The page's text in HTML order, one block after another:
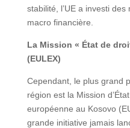
stabilité, l’UE a investi des
macro financière.
La Mission « État de
(EULEX)
Cependant, le plus grand
région est la Mission
européenne au Kosovo
grande initiative jamais